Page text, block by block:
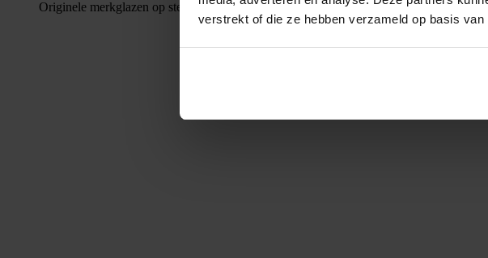
verstrekt of die ze hebben verzameld op basis
Originele merkglazen op sterkte